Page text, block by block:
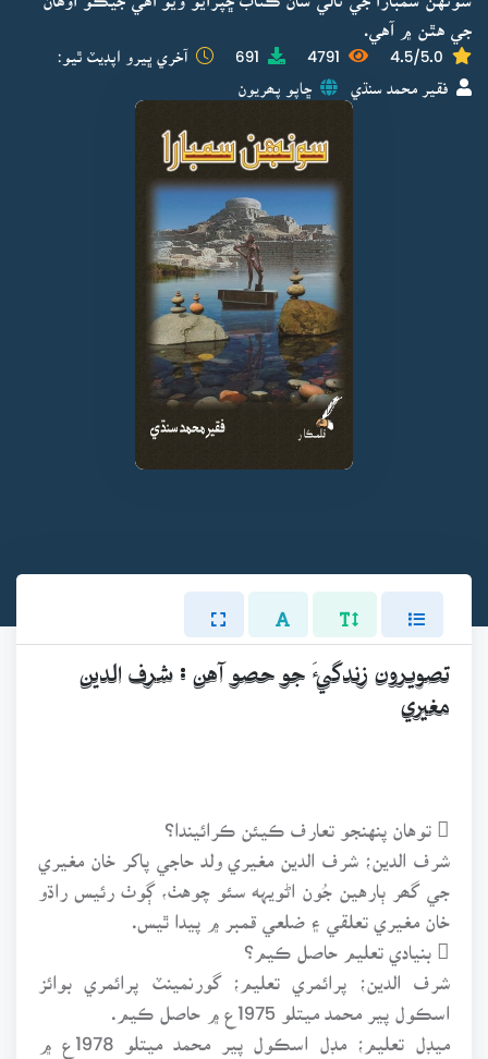
جي هٿن ۾ آهي.
4.5/5.0
4791
691 آخري ڀيرو اپڊيٽ ٿيو:
فقير محمد سنڌي ڇاپو پھريون
تصويرون زندگيءَ جو حصو آهن : شرف الدين
مغيري
 توهان پنهنجو تعارف ڪيئن ڪرائيندا؟
شرف الدين؛ شرف الدين مغيري ولد حاجي پاکر خان مغيري
جي گھر ٻارهين جُون اڻويہه سئو چوهٺ، ڳوٺ رئيس راڌو
خان مغيري تعلقي ۽ ضلعي قمبر ۾ پيدا ٿيس.
 بنيادي تعليم حاصل ڪيم؟
شرف الدين؛ پرائمري تعليم؛ گورنمينٽ پرائمري بوائز
اسڪول پير محمد ميتلو 1975ع ۾ حاصل ڪيم.